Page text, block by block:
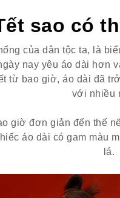
sao có
của dân tộc ta, là
nay yêu áo dài hơn
từ bao giờ, áo dài đã
với nhiều
giờ đơn giản đến thế
áo dài có gam màu
lá.